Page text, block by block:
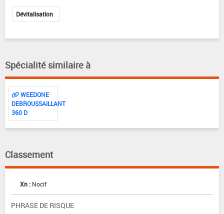
Dévitalisation
Spécialité similaire à
WEEDONE
DEBROUSSAILLANT
360 D
Classement
Xn : Nocif
PHRASE DE RISQUE